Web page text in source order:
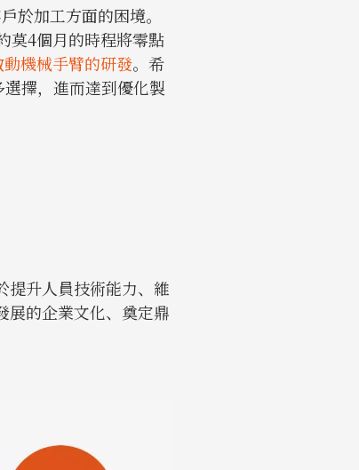
於加工方面的困境。
莫4個月的時程將零點
機械手臂的研發。希
擇，進而達到優化製
提升人員技術能力、維
展的企業文化、奠定鼎